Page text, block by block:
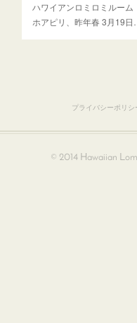
ハワイアンロミロミルーム
ホアピリ、昨年春 3月19日…
プライバシーポリシ
© 2014 Hawaiian